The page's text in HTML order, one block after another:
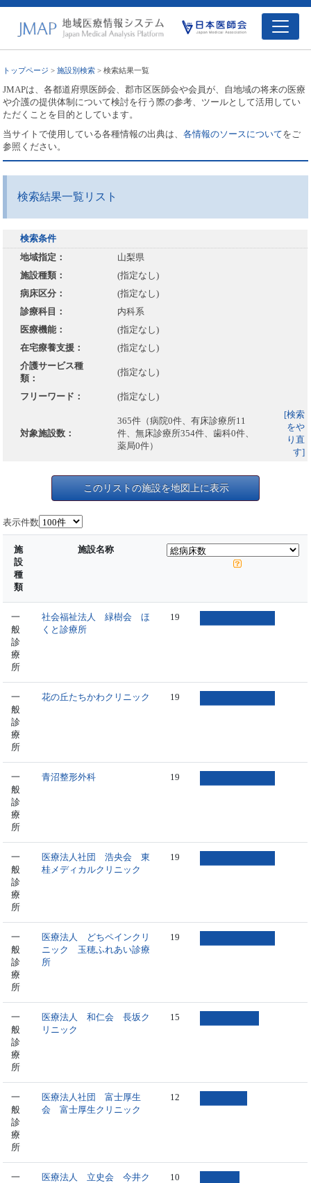
トップページ >施設別検索 > 検索結果一覧
JMAPは、各都道府県医師会、郡市区医師会や会員が、自地域の将来の医療
や介護の提供体制について検討を行う際の参考、ツールとして活用してい
ただくことを目的としています。
当サイトで使用している各種情報の出典は、各情報のソースについてをご
参照ください。
検索結果一覧リスト
検索条件
地域指定：
山梨県
施設種類：
(指定なし)
病床区分：
(指定なし)
診療科目：
内科系
医療機能：
(指定なし)
在宅療養支援：
(指定なし)
介護サービス種
類：
(指定なし)
フリーワード： (指定なし)
対象施設数：
365件（病院0件、有床診療所11
件、無床診療所354件、歯科0件、
薬局0件）
[検索
をや
り直
す]
このリストの施設を地図上に表示
表示件数
施
設
種
類
施設名称
一
般
診
療
所
社会福祉法人 緑樹会 ほ
くと診療所
19
一
般
診
療
所
花の丘たちかわクリニック 19
一
般
診
療
所
青沼整形外科 19
一
般
診
療
所
医療法人社団 浩央会 東
桂メディカルクリニック
19
一
般
診
療
所
医療法人 どちペインクリ
ニック 玉穂ふれあい診療
所
19
一
般
診
療
所
医療法人 和仁会 長坂ク
リニック
15
一
般
診
療
所
医療法人社団 富士厚生
会 富士厚生クリニック
12
一
医療法人 立史会 今井ク
10